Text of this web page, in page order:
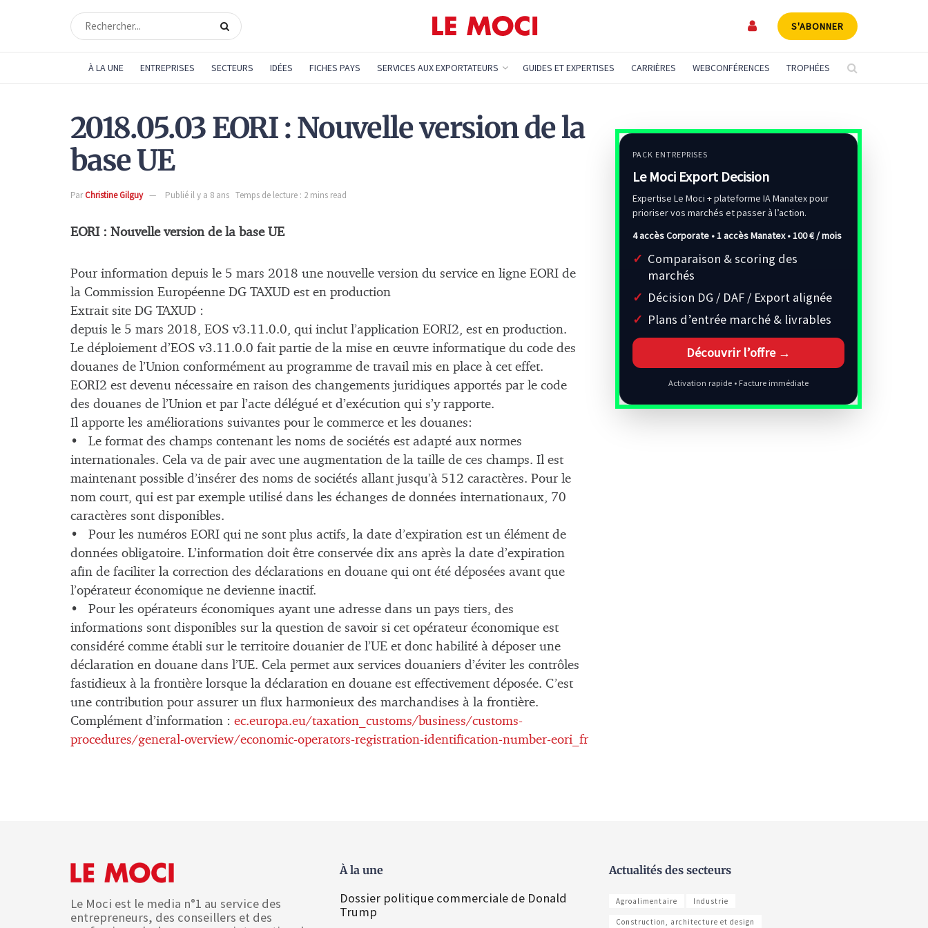
S'ABONNER
À LA UNE ENTREPRISES SECTEURS IDÉES FICHES PAYS SERVICES AUX EXPORTATEURS GUIDES ET EXPERTISES CARRIÈRES WEBCONFÉRENCES TROPHÉES
2018.05.03 EORI : Nouvelle version de la
base UE
ParChristine Gilguy Publié il y a 8 ans Temps de lecture : 2 mins read
EORI : Nouvelle version de la base UE
Pour information depuis le 5 mars 2018 une nouvelle version du service en ligne EORI de
la Commission Européenne DG TAXUD est en production
Extrait site DG TAXUD :
depuis le 5 mars 2018, EOS v3.11.0.0, qui inclut l’application EORI2, est en production.
Le déploiement d’EOS v3.11.0.0 fait partie de la mise en œuvre informatique du code des
douanes de l’Union conformément au programme de travail mis en place à cet effet.
EORI2 est devenu nécessaire en raison des changements juridiques apportés par le code
des douanes de l’Union et par l’acte délégué et d’exécution qui s’y rapporte.
Il apporte les améliorations suivantes pour le commerce et les douanes:
• Le format des champs contenant les noms de sociétés est adapté aux normes
internationales. Cela va de pair avec une augmentation de la taille de ces champs. Il est
maintenant possible d’insérer des noms de sociétés allant jusqu’à 512 caractères. Pour le
nom court, qui est par exemple utilisé dans les échanges de données internationaux, 70
caractères sont disponibles.
• Pour les numéros EORI qui ne sont plus actifs, la date d’expiration est un élément de
données obligatoire. L’information doit être conservée dix ans après la date d’expiration
afin de faciliter la correction des déclarations en douane qui ont été déposées avant que
l’opérateur économique ne devienne inactif.
• Pour les opérateurs économiques ayant une adresse dans un pays tiers, des
informations sont disponibles sur la question de savoir si cet opérateur économique est
considéré comme établi sur le territoire douanier de l’UE et donc habilité à déposer une
déclaration en douane dans l’UE. Cela permet aux services douaniers d’éviter les contrôles
fastidieux à la frontière lorsque la déclaration en douane est effectivement déposée. C’est
une contribution pour assurer un flux harmonieux des marchandises à la frontière.
Complément d’information : ec.europa.eu/taxation_customs/business/customs-
procedures/general-overview/economic-operators-registration-identification-number-eori_fr
PACK ENTREPRISES
Le Moci Export Decision
Expertise Le Moci + plateforme IA Manatex pour
prioriser vos marchés et passer à l’action.
4 accès Corporate • 1 accès Manatex •100 € / mois
Comparaison & scoring des
marchés
Décision DG / DAF / Export alignée
Plans d’entrée marché & livrables
Découvrir l’offre →
Activation rapide • Facture immédiate
Le Moci est le media n°1 au service des
entrepreneurs, des conseillers et des
À la une
Dossier politique commerciale de Donald
Trump
Actualités des secteurs
Agroalimentaire Industrie
Construction, architecture et design